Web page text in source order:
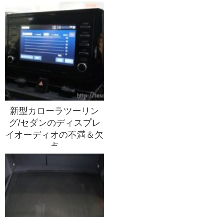
新型カローラツーリン
グ/セダンのディスプレ
イオーディオの不満＆欠
点